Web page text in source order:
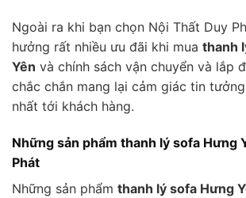
Ngoài ra khi bạn chọn Nội Thất Duy
hưởng rất nhiều ưu đãi khi mua thanh
Yên và chính sách vận chuyển và lắp
chắc chắn mang lại cảm giác tin
nhất tới khách hàng.
Những sản phẩm thanh lý sofa Hưng
Phát
Những sản phẩm thanh lý sofa Hưng